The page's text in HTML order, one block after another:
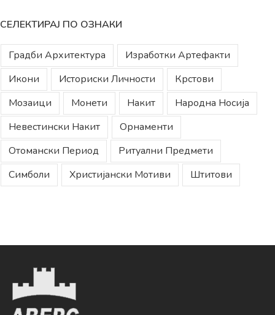
СЕЛЕКТИРАЈ ПО ОЗНАКИ
Градби Архитектура
Изработки Артефакти
Икони
Историски Личности
Крстови
Мозаици
Монети Накит
Народна Носија
Невестински Накит
Орнаменти
Отомански Период
Ритуални Предмети
Симболи
Христијански Мотиви Штитови